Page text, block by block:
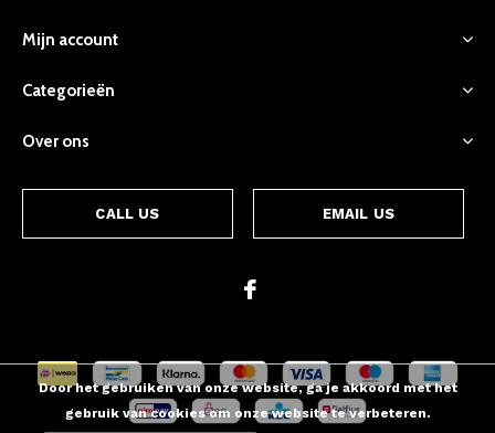
Mijn account
Categorieën
Over ons
CALL US EMAIL US
Door het gebruiken van onze website, ga je akkoord met het
gebruik van cookies om onze website te verbeteren.